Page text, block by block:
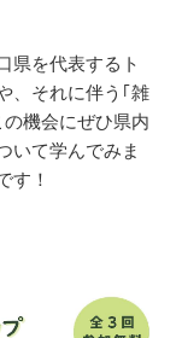
県を代表するト
、それに伴う｢雑
機会にぜひ県内
いて学んでみま
す！